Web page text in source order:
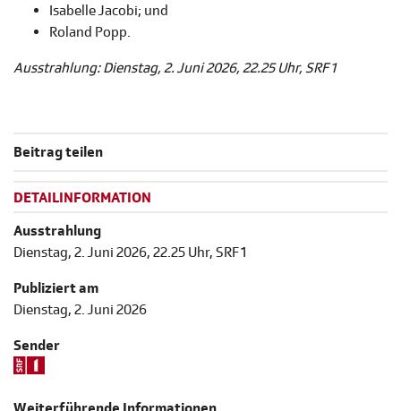
Isabelle Jacobi; und
Roland Popp.
Ausstrahlung: Dienstag, 2. Juni 2026, 22.25 Uhr, SRF 1
Beitrag teilen
DETAILINFORMATION
Ausstrahlung
Dienstag, 2. Juni 2026, 22.25 Uhr, SRF 1
Publiziert am
Dienstag, 2. Juni 2026
Sender